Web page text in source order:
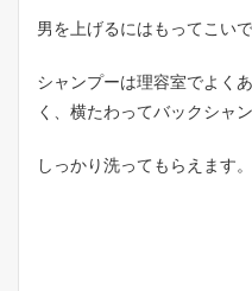
っ
り
て
る
男を上げるにはもってこいで
シャンプーは理容室でよく
く、横たわってバックシャン
しっかり洗ってもらえます。